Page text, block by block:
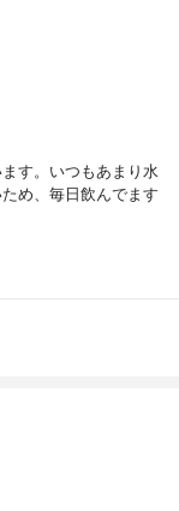
す。いつもあまり水
め、毎日飲んでます